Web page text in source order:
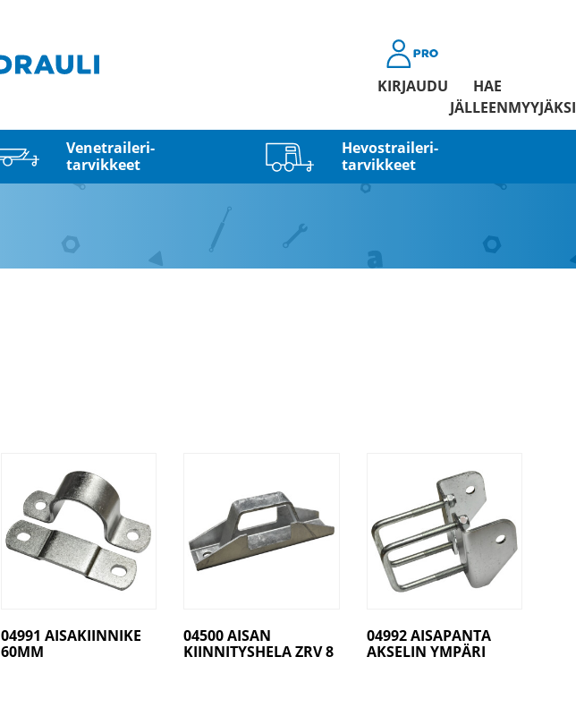
KIRJAUDU
HAE
JÄLLEENMYYJÄKSI
Venetraileri­
tarvikkeet
Hevostraileri­
tarvikkeet
04991 AISAKIINNIKE
60MM
04500 AISAN
KIINNITYSHELA ZRV 8
04992 AISAPANTA
AKSELIN YMPÄRI